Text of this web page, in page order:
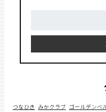
つなひき みかクラブ ゴールデンベ